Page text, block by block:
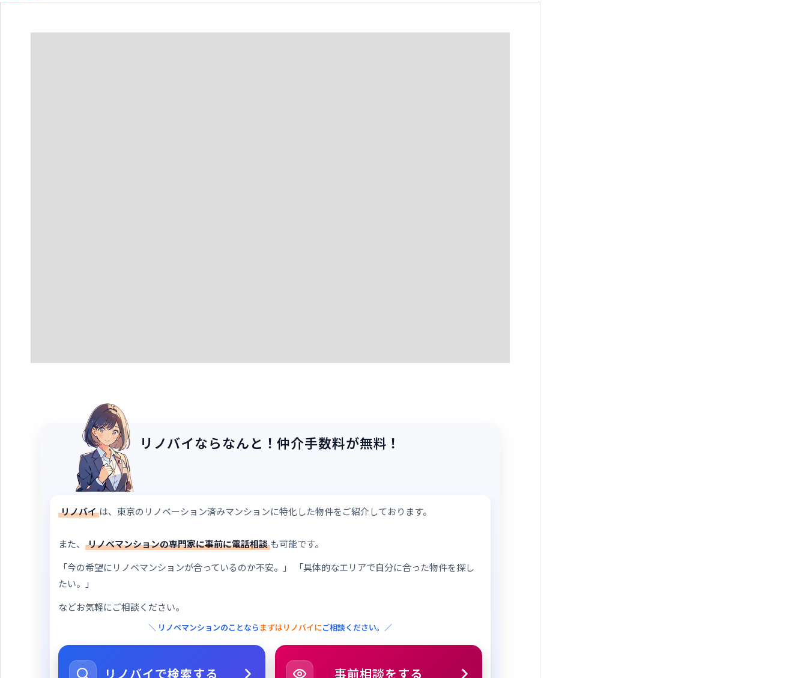
リノバイならなんと！仲介手数料が無料！
リノバイは、東京のリノベーション済みマンションに特化した物件をご紹介しております。
また、 リノベマンションの専門家に事前に電話相談も可能です。
「今の希望にリノベマンションが合っているのか不安。」
「具体的なエリアで自分に合った物件を探し
たい。」
などお気軽にご相談ください。
＼ リノベマンションのことなら まずはリノバイにご相談ください。／
事前相談をする
リノバイで検索する